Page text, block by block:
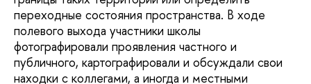
переходные состояния пространства. В ходе
полевого выхода участники школы
фотографировали проявления частного и
публичного, картографировали и обсуждали свои
находки с коллегами, а иногда и местными